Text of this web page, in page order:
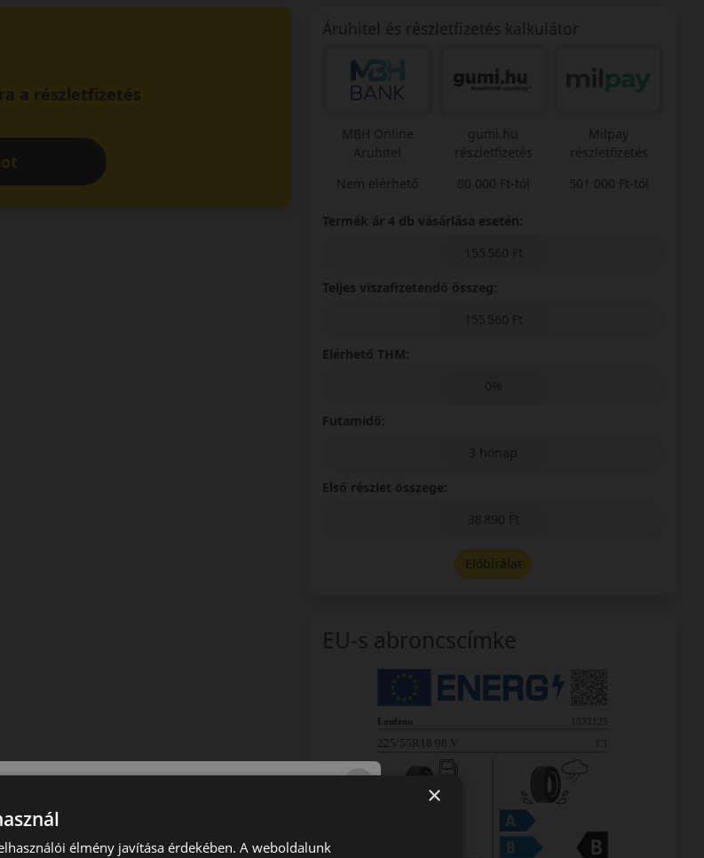
a részletfizetés
Áruhitel és részletfizetés kalkulátor
MBH Online
Áruhitel
Nem elérhető
gumi.hu
részletfizetés
80 000 Ft-tól
Milpay
részletfizetés
501 000 Ft-tól
Termék ár 4 db vásárlása esetén:
155 560 Ft
Teljes viszafizetendő összeg:
155 560 Ft
Elérhető THM:
0%
Futamidő:
3 hónap
Első részlet összege:
38 890 Ft
Előbírálat
EU-s abroncscímke
×
élmény javítása érdekében. A weboldalunk